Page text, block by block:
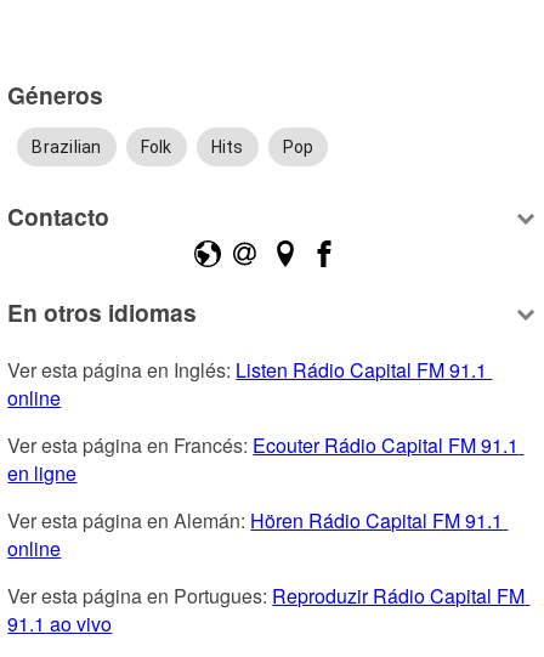
Géneros
Brazilian Folk Hits Pop
Contacto
En otros idiomas
Ver esta página en Inglés: Listen Rádio Capital FM 91.1
online
Ver esta página en Francés: Ecouter Rádio Capital FM 91.1
en ligne
Ver esta página en Alemán: Hören Rádio Capital FM 91.1
online
Ver esta página en Portugues: Reproduzir Rádio Capital FM
91.1 ao vivo